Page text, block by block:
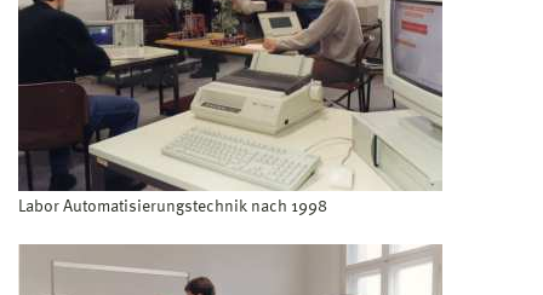
Labor Automatisierungstechnik nach 1998